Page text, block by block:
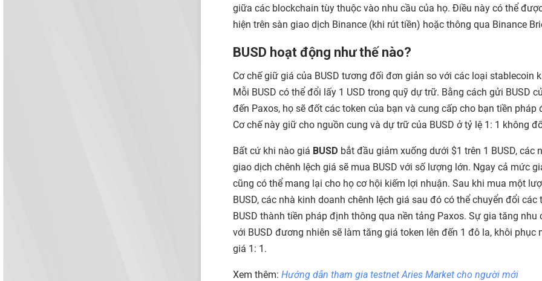
giữa các blockchain tùy thuộc vào nhu cầu của họ. Điều này có thể
hiện trên sàn giao dịch Binance (khi rút tiền) hoặc thông qua Binance
BUSD hoạt động như thế nào?
Cơ chế giữ giá của BUSD tương đối đơn giản so với các loại stablecoin
Mỗi BUSD có thể đổi lấy 1 USD trong quỹ dự trữ. Bằng cách gửi BUSD
đến Paxos, họ sẽ đốt các token của bạn và cung cấp cho bạn tiền pháp
Cơ chế này giữ cho nguồn cung và dự trữ của BUSD ở tỷ lệ 1: 1 không
Bất cứ khi nào giá BUSD bắt đầu giảm xuống dưới $1 trên 1 BUSD, các
giao dịch chênh lệch giá sẽ mua BUSD với số lượng lớn. Ngay cả mức
cũng có thể mang lại cho họ cơ hội kiếm lợi nhuận. Sau khi mua một
BUSD, các nhà kinh doanh chênh lệch giá sau đó có thể chuyển đổi các
BUSD thành tiền pháp định thông qua nền tảng Paxos. Sự gia tăng nhu
với BUSD đương nhiên sẽ làm tăng giá token lên đến 1 đô la, khôi phục
giá 1: 1.
Xem thêm: Hướng dẫn tham gia testnet Aries Market cho người mới